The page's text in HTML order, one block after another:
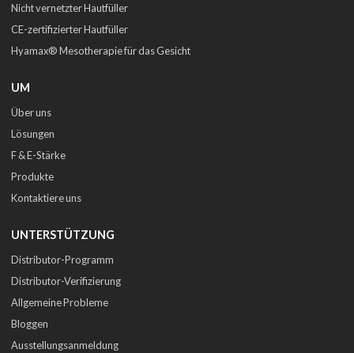
Nicht vernetzter Hautfüller
CE-zertifizierter Hautfüller
Hyamax® Mesotherapie für das Gesicht
UM
Über uns
Lösungen
F & E-Stärke
Produkte
Kontaktiere uns
UNTERSTÜTZUNG
Distributor-Programm
Distributor-Verifizierung
Allgemeine Probleme
Bloggen
Ausstellungsanmeldung